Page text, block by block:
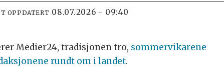
OPPDATERT 08.07.2026 - 09:40
Medier24, tradisjonen tro, sommervikarene
rundt om i landet.